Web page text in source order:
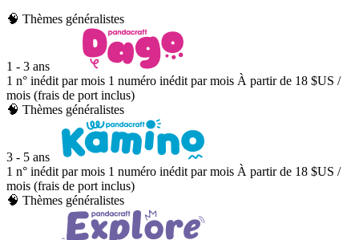
🧠 Thèmes généralistes
1 - 3 ans
1 n° inédit par mois 1 numéro inédit par mois À partir de 18 $US /
mois (frais de port inclus)
🧠 Thèmes généralistes
3 - 5 ans
1 n° inédit par mois 1 numéro inédit par mois À partir de 18 $US /
mois (frais de port inclus)
🧠 Thèmes généralistes